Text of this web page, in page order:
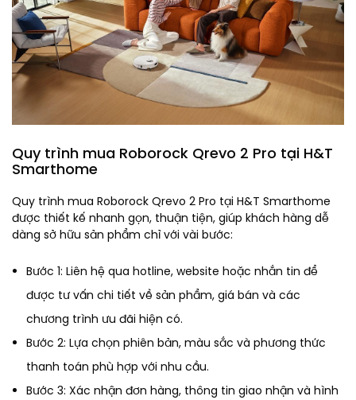
Quy trình mua Roborock Qrevo 2 Pro tại H&T
Smarthome
Quy trình mua Roborock Qrevo 2 Pro tại H&T Smarthome
được thiết kế nhanh gọn, thuận tiện, giúp khách hàng dễ
dàng sở hữu sản phẩm chỉ với vài bước:
Bước 1: Liên hệ qua hotline, website hoặc nhắn tin để
được tư vấn chi tiết về sản phẩm, giá bán và các
chương trình ưu đãi hiện có.
Bước 2: Lựa chọn phiên bản, màu sắc và phương thức
thanh toán phù hợp với nhu cầu.
Bước 3: Xác nhận đơn hàng, thông tin giao nhận và hình